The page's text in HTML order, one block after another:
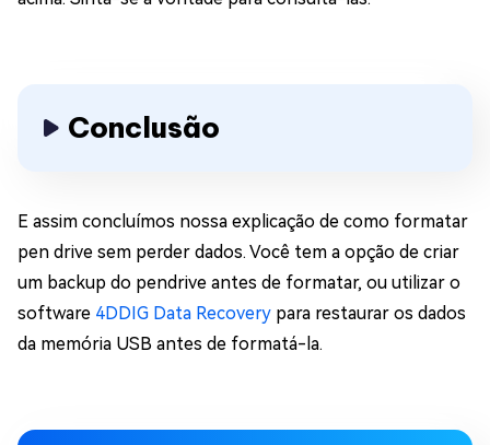
Conclusão
E assim concluímos nossa explicação de como formatar
pen drive sem perder dados. Você tem a opção de criar
um backup do pendrive antes de formatar, ou utilizar o
software 4DDIG Data Recovery para restaurar os dados
da memória USB antes de formatá-la.